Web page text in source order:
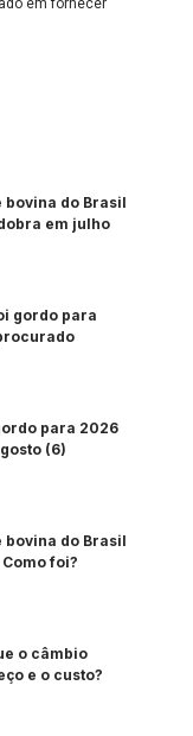
em fornecer
bovina do Brasil
em julho
gordo para
para 2026
(6)
bovina do Brasil
foi?
o câmbio
e o custo?